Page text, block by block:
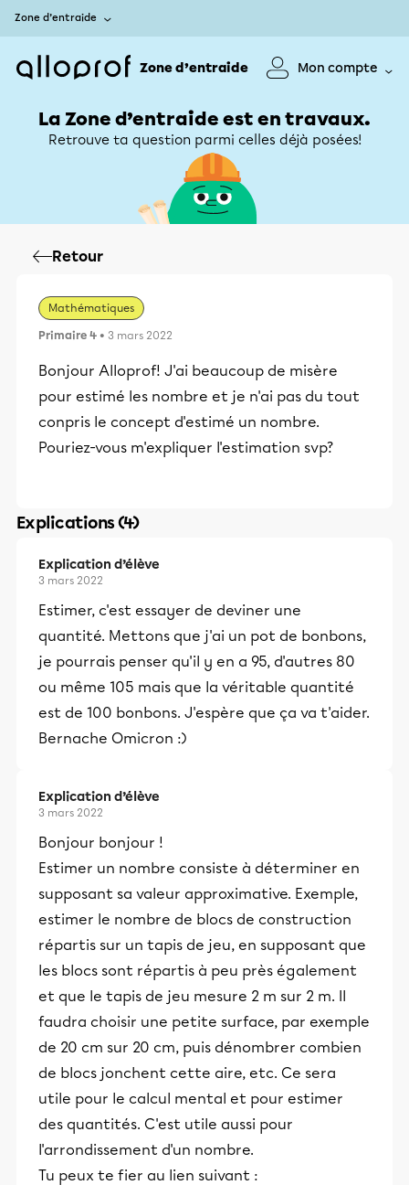
Zone d’entraide
Zone d’entraide Mon compte
La Zone d’entraide est en travaux.
Retrouve ta question parmi celles déjà posées!
Retour
Mathématiques
Primaire 4 • 3 mars 2022
Bonjour Alloprof! J'ai beaucoup de misère
pour estimé les nombre et je n'ai pas du tout
conpris le concept d'estimé un nombre.
Pouriez-vous m'expliquer l'estimation svp?
Explications (4)
Explication d’élève
3 mars 2022
Estimer, c'est essayer de deviner une
quantité. Mettons que j'ai un pot de bonbons,
je pourrais penser qu'il y en a 95, d'autres 80
ou même 105 mais que la véritable quantité
est de 100 bonbons. J'espère que ça va t'aider.
Bernache Omicron :)
Explication d’élève
3 mars 2022
Bonjour bonjour !
Estimer un nombre consiste à déterminer en
supposant sa valeur approximative. Exemple,
estimer le nombre de blocs de construction
répartis sur un tapis de jeu, en supposant que
les blocs sont répartis à peu près également
et que le tapis de jeu mesure 2 m sur 2 m. Il
faudra choisir une petite surface, par exemple
de 20 cm sur 20 cm, puis dénombrer combien
de blocs jonchent cette aire, etc. Ce sera
utile pour le calcul mental et pour estimer
des quantités. C'est utile aussi pour
l'arrondissement d'un nombre.
Tu peux te fier au lien suivant :